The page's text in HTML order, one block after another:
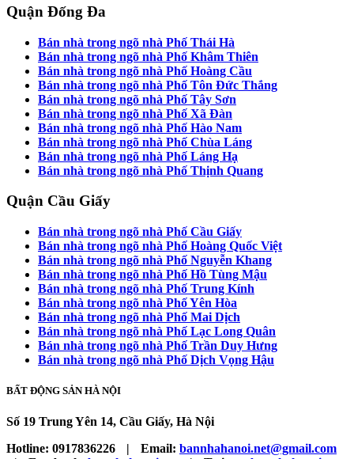
Quận Đống Đa
Bán nhà trong ngõ nhà Phố Thái Hà
Bán nhà trong ngõ nhà Phố Khâm Thiên
Bán nhà trong ngõ nhà Phố Hoàng Cầu
Bán nhà trong ngõ nhà Phố Tôn Đức Thắng
Bán nhà trong ngõ nhà Phố Tây Sơn
Bán nhà trong ngõ nhà Phố Xã Đàn
Bán nhà trong ngõ nhà Phố Hào Nam
Bán nhà trong ngõ nhà Phố Chùa Láng
Bán nhà trong ngõ nhà Phố Láng Hạ
Bán nhà trong ngõ nhà Phố Thịnh Quang
Quận Cầu Giấy
Bán nhà trong ngõ nhà Phố Cầu Giấy
Bán nhà trong ngõ nhà Phố Hoàng Quốc Việt
Bán nhà trong ngõ nhà Phố Nguyễn Khang
Bán nhà trong ngõ nhà Phố Hồ Tùng Mậu
Bán nhà trong ngõ nhà Phố Trung Kính
Bán nhà trong ngõ nhà Phố Yên Hòa
Bán nhà trong ngõ nhà Phố Mai Dịch
Bán nhà trong ngõ nhà Phố Lạc Long Quân
Bán nhà trong ngõ nhà Phố Trần Duy Hưng
Bán nhà trong ngõ nhà Phố Dịch Vọng Hậu
BẤT ĐỘNG SẢN HÀ NỘI
Số 19 Trung Yên 14, Cầu Giấy, Hà Nội
Hotline: 0917836226 | Email: bannhahanoi.net@gmail.com